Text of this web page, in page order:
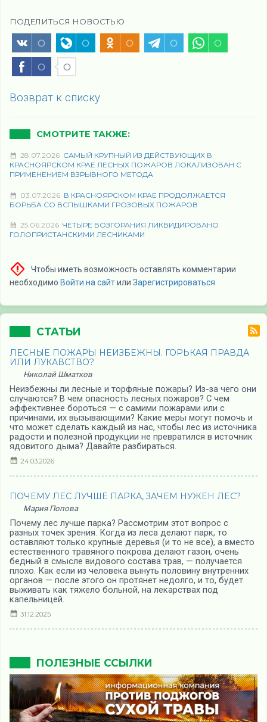
ПОДЕЛИТЬСЯ НОВОСТЬЮ
Возврат к списку
СМОТРИТЕ ТАКЖЕ:
28.07.2026 САМЫЙ КРУПНЫЙ ИЗ ДЕЙСТВУЮЩИХ В
КРАСНОЯРСКОМ КРАЕ ЛЕСНЫХ ПОЖАРОВ ЛОКАЛИЗОВАН С
ПРИМЕНЕНИЕМ ВЗРЫВНОГО МЕТОДА
03.07.2026 В КРАСНОЯРСКОМ КРАЕ ПРОДОЛЖАЕТСЯ
БОРЬБА СО ВСПЫШКАМИ ГРОЗОВЫХ ПОЖАРОВ
25.06.2026 ЧЕТЫРЕ ВОЗГОРАНИЯ ЛИКВИДИРОВАНО
ГОЛОПРИСТАНСКИМИ ЛЕСНИКАМИ
Чтобы иметь возможность оставлять комментарии
необходимо Войти на сайтили Зарегистрироваться
СТАТЬИ
ЛЕСНЫЕ ПОЖАРЫ НЕИЗБЕЖНЫ. ГОРЬКАЯ ПРАВДА
ИЛИ ЛУКАВСТВО?
Николай Шматков
Неизбежны ли лесные и торфяные пожары? Из-за чего они
случаются? В чем опасность лесных пожаров? С чем
эффективнее бороться — с самими пожарами или с
причинами, их вызывающими? Какие меры могут помочь и
что может сделать каждый из нас, чтобы лес из источника
радости и полезной продукции не превратился в источник
ядовитого дыма? Давайте разбираться.
24.03.2026
ПОЧЕМУ ЛЕС ЛУЧШЕ ПАРКА, ЗАЧЕМ НУЖЕН ЛЕС?
Мария Попова
Почему лес лучше парка? Рассмотрим этот вопрос с
разных точек зрения. Когда из леса делают парк, то
оставляют только крупные деревья (и то не все), а вместо
естественного травяного покрова делают газон, очень
бедный в смысле видового состава трав, — получается
плохо. Как если из человека вынуть половину внутренних
органов — после этого он протянет недолго, и то, будет
выживать как тяжело больной, на лекарствах под
капельницей.
31.12.2025
ПОЛЕЗНЫЕ ССЫЛКИ